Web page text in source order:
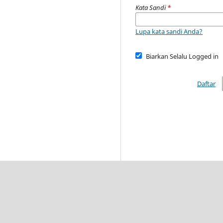
Kata Sandi*
Lupa kata sandi Anda?
Biarkan Selalu Logged in
Daftar